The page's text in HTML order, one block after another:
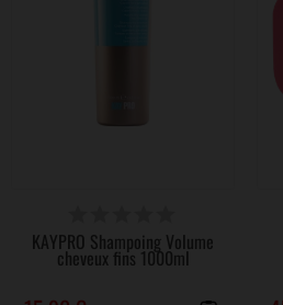
KAYPRO Shampoing Volume
cheveux fins 1000ml